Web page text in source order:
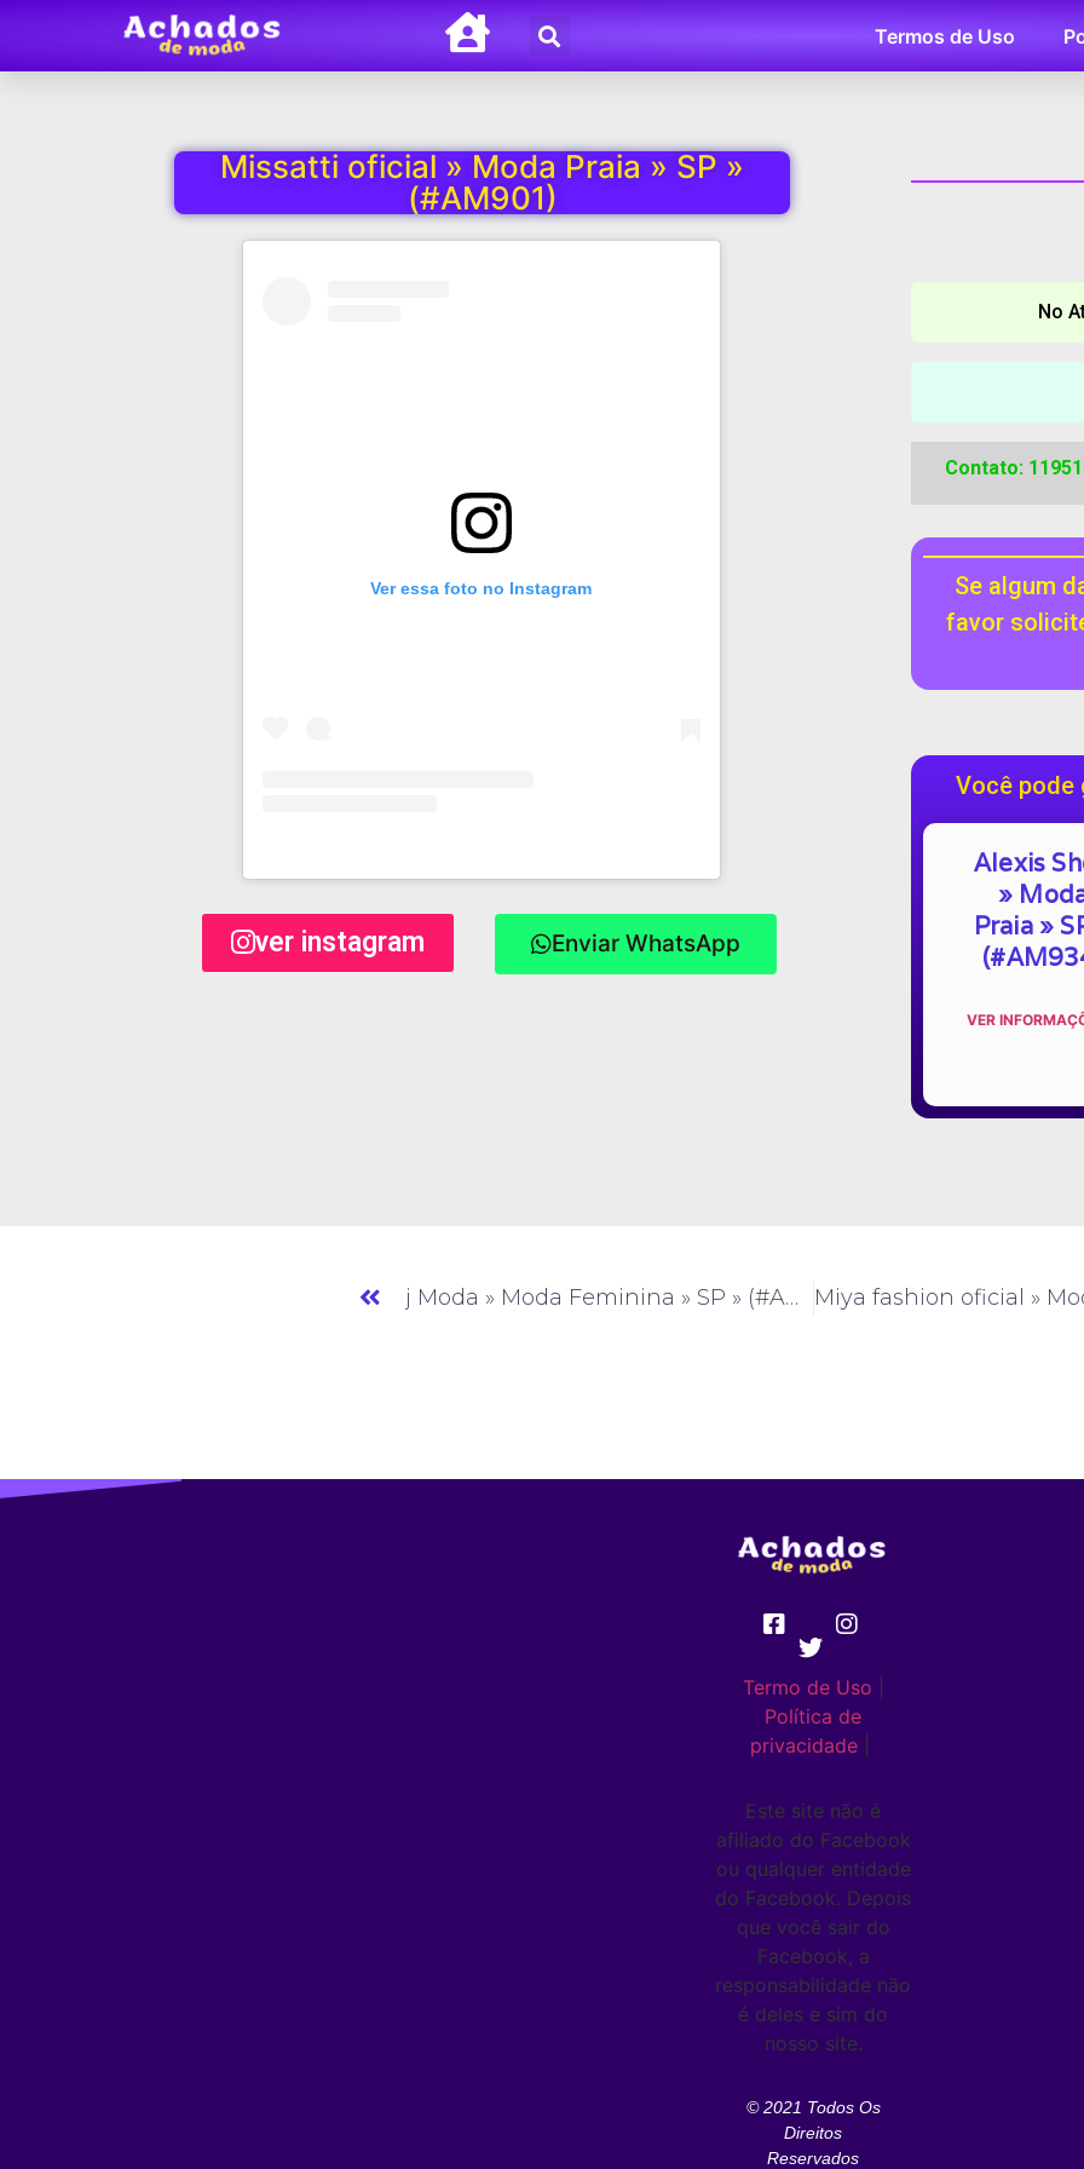
Termos de Uso
Missatti oficial » Moda Praia » SP »
(#AM901)
Ver essa foto no Instagram
ver instagram Enviar WhatsApp
No
Contato:
Se algum
favor
Você pode
Alexis
»
Praia »
VER
j Moda » Moda Feminina » SP » (#AM900)
Termo de Uso
Política de
privacidade
Este site não é
afiliado do Facebook
ou qualquer entidade
do Facebook. Depois
que você sair do
Facebook, a
responsabilidade não
é deles e sim do
nosso site.
© 2021 Todos Os
Direitos
Reservados